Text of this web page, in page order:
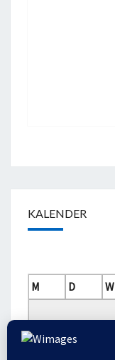
KALENDER
M
D W
3
4